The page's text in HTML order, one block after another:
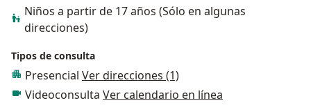
Niños a partir de 17 años (Sólo en algunas
direcciones)
Tipos de consulta
Presencial Ver direcciones (1)
Videoconsulta Ver calendario en línea